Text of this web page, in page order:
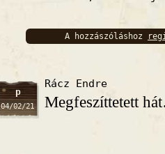
A hozzászóláshoz
p
04/02/21
Rácz Endre
Megfeszíttetett